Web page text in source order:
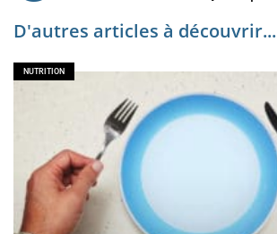
D'autres articles à découvrir...
NUTRITION